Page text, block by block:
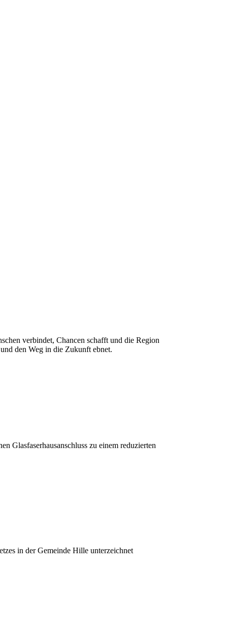
verbindet, Chancen schafft und die Region
den Weg in die Zukunft ebnet.
Glasfaserhausanschluss zu einem reduzierten
in der Gemeinde Hille unterzeichnet